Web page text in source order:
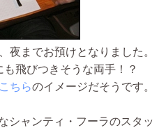
夜までお預けとなりました。
飛びつきそうな両手！？
こちらのイメージだそうです。
シャンティ・フーラのスタッ